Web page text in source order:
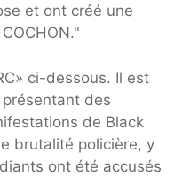
et ont créé une
ci-dessous. Il est
des
de Black
brutalité policière, y
ont été accusés